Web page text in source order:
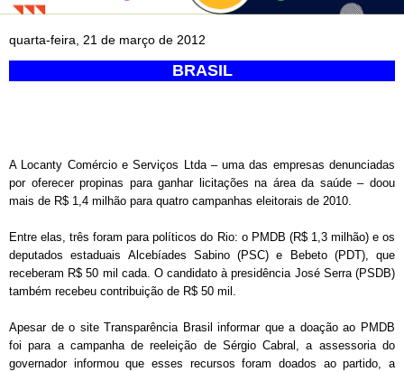
quarta-feira, 21 de março de 2012
BRASIL
A Locanty Comércio e Serviços Ltda – uma das empresas denunciadas
por oferecer propinas para ganhar licitações na área da saúde – doou
mais de R$ 1,4 milhão para quatro campanhas eleitorais de 2010.
Entre elas, três foram para políticos do Rio: o PMDB (R$ 1,3 milhão) e os
deputados estaduais Alcebíades Sabino (PSC) e Bebeto (PDT), que
receberam R$ 50 mil cada. O candidato à presidência José Serra (PSDB)
também recebeu contribuição de R$ 50 mil.
Apesar de o site Transparência Brasil informar que a doação ao PMDB
foi para a campanha de reeleição de Sérgio Cabral, a assessoria do
governador informou que esses recursos foram doados ao partido, a